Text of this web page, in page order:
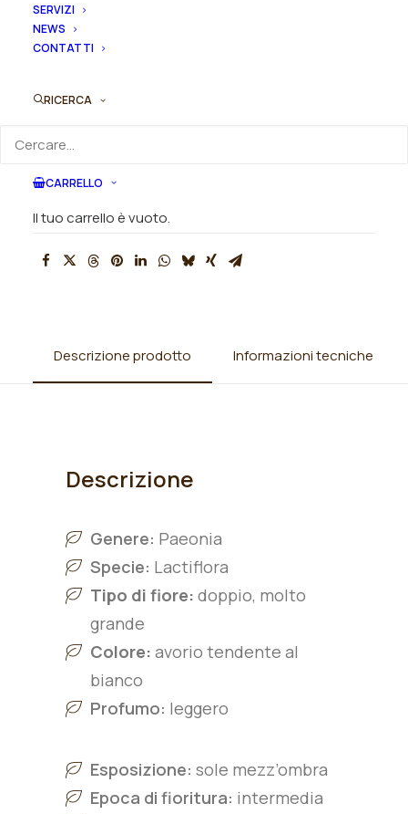
SERVIZI
NEWS
CONTATTI
RICERCA
CARRELLO
Il tuo carrello è vuoto.
Categorie
Descrizione prodotto Informazioni tecniche
Descrizione
Genere: Paeonia
Specie: Lactiflora
Tipo di fiore: doppio, molto
grande
Colore: avorio tendente al
bianco
Profumo: leggero
Esposizione: sole mezz’ombra
Epoca di fioritura: intermedia